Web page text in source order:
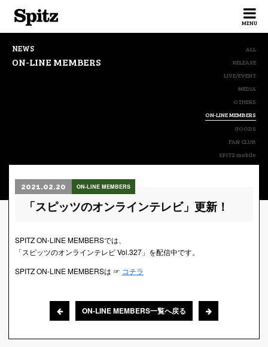
MENU
NEWS
ON-LINE MEMBERS
ALL
RELEASE
LIVE/EVENT
MEDIA
OTHERS
ON-LINE MEMBERS
GOODS
FAN CLUB
SPITZ mobile
2021.02.20 ON-LINE MEMBERS
「スピッツのオンラインテレビ」更新！
SPITZ ON-LINE MEMBERSでは、
「スピッツのオンラインテレビ Vol.327」を配信中です。
SPITZ ON-LINE MEMBERSは ☞ コチラ
ON-LINE MEMBERS一覧へ戻る